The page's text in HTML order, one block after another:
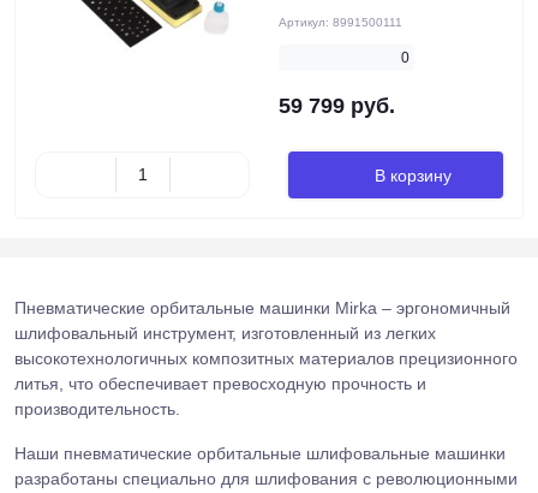
Артикул: 8991500111
0
59 799 руб.
В корзину
Пневматические орбитальные машинки Mirka – эргономичный
шлифовальный инструмент, изготовленный из легких
высокотехнологичных композитных материалов прецизионного
литья, что обеспечивает превосходную прочность и
производительность.
Наши пневматические орбитальные шлифовальные машинки
разработаны специально для шлифования с революционными